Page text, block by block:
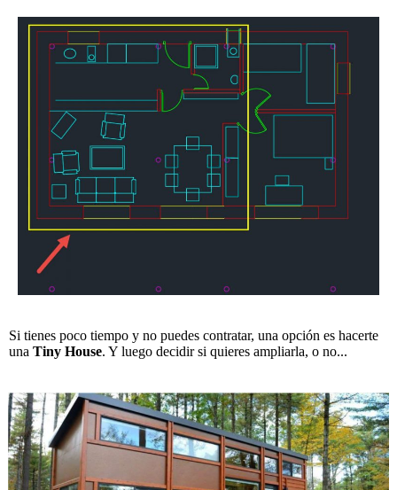
Si tienes poco tiempo y no puedes contratar, una opción es hacerte
una Tiny House. Y luego decidir si quieres ampliarla, o no...